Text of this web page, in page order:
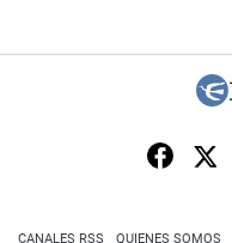
CANALES RSS QUIENES SOMOS